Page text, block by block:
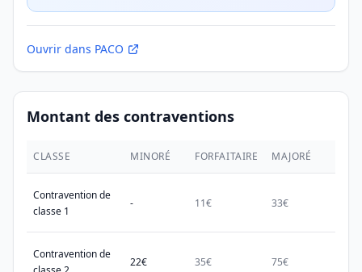
Ouvrir dans PACO
Montant des contraventions
CLASSE MINORÉ FORFAITAIRE MAJORÉ
Contravention de
classe 1
- 11€ 33€
Contravention de
22€ 35€ 75€